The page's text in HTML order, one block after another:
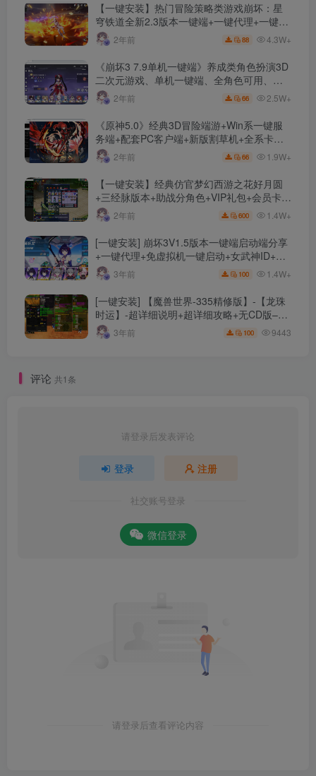
【一键安装】热门冒险策略类游戏崩坏：星
穹铁道全新2.3版本一键端+一键代理+一键启
动+免虚拟机
2年前 88 4.3W+
《崩坏3 7.9单机一键端》养成类角色扮演3D
二次元游戏、单机一键端、全角色可用、无
限资源、附带保姆级安装教程
2年前 66 2.5W+
《原神5.0》经典3D冒险端游+Win系一键服
务端+配套PC客户端+新版割草机+全系卡池
文件2年前 66 1.9W+
【一键安装】经典仿官梦幻西游之花好月圆
+三经脉版本+助战分角色+VIP礼包+会员卡
+剧情活动+视频搭建及其他修改资料
2年前 600 1.4W+
[一键安装] 崩坏3V1.5版本一键端启动端分享
+一键代理+免虚拟机一键启动+女武神ID+详
细指令+极简一键修改
3年前 100 1.4W+
[一键安装] 【魔兽世界-335精修版】-【龙珠
时运】-超详细说明+超详细攻略+无CD版–精
修版本-站长推荐+站长亲测
3年前 100 9443
评论 共1条
请登录后发表评论
登录 注册
社交账号登录
微信登录
请登录后查看评论内容